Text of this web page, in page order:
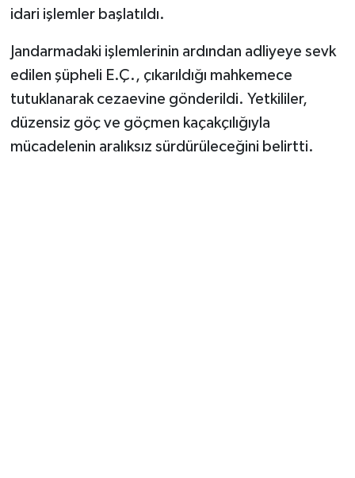
idari işlemler başlatıldı.
Jandarmadaki işlemlerinin ardından adliyeye sevk
edilen şüpheli E.Ç., çıkarıldığı mahkemece
tutuklanarak cezaevine gönderildi. Yetkililer,
düzensiz göç ve göçmen kaçakçılığıyla
mücadelenin aralıksız sürdürüleceğini belirtti.